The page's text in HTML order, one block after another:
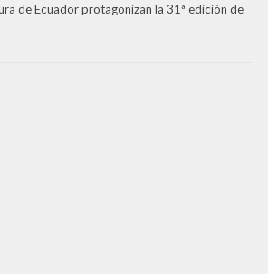
de Ecuador protagonizan la 31ª edición de